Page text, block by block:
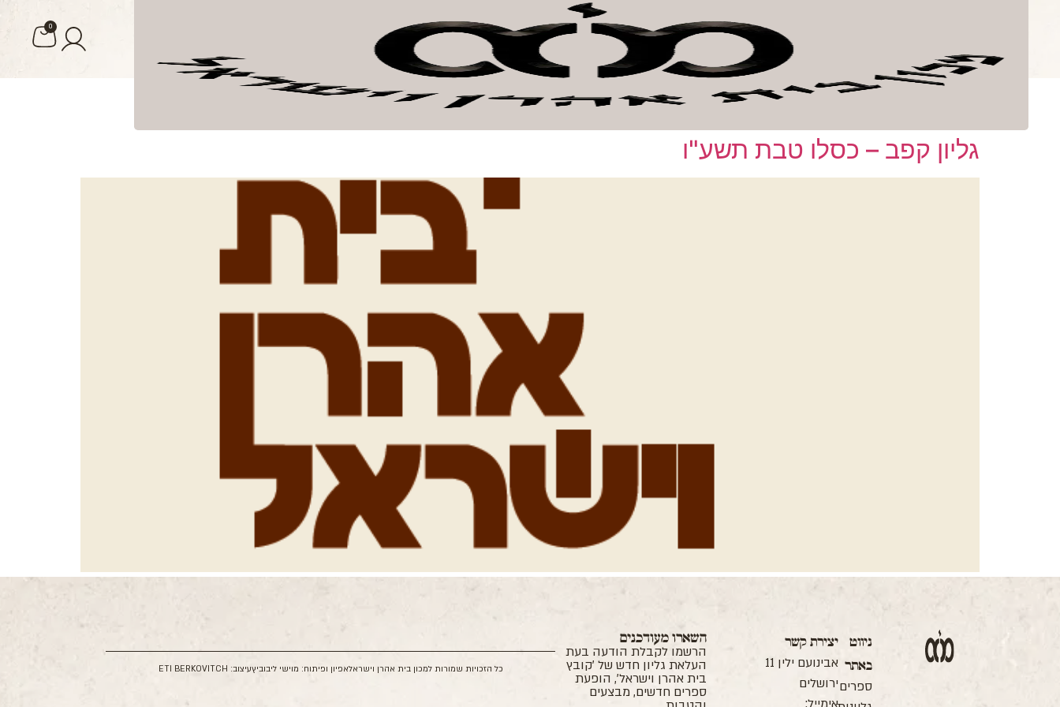
ספרים קובץ בית אהרן וישראל חנות קהילה אודות המכון צור קשר
0
מספר גליון: קפב
גליון קפב – כסלו טבת תשע"ו
ניווט
באתר
ספרים
יצירת קשר
אבינועם ילין 11
ירושלים
השארו מעודכנים
הרשמו לקבלת הודעה בעת
העלאת גליון חדש של 'קובץ
בית אהרן וישראל', הופעת
ספרים חדשים, מבצעים
כל הזכויות שמורות למכון בית אהרן וישראלאפיון ופיתוח: מוישי ליבוביץעיצוב: ETI BERKOVITCH